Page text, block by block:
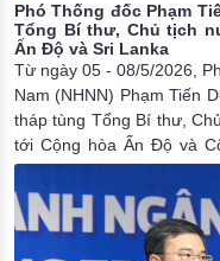
Phó Thống đốc Phạm
Tổng Bí thư, Chủ tịch
Ấn Độ và Sri Lanka
Từ ngày 05 - 08/5/2026,
Nam (NHNN) Phạm Tiến
tháp tùng Tổng Bí thư,
tới Cộng hòa Ấn Độ và
Lanka.